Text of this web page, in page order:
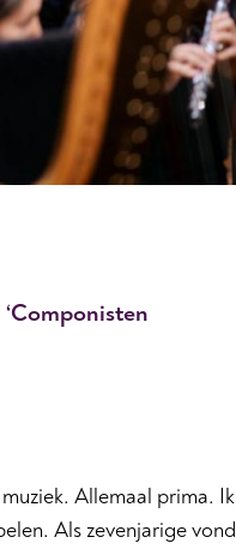
‘Componisten
Allemaal prima. Ik
Als zevenjarige vond